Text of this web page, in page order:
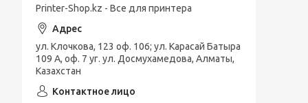
Printer-Shop.kz - Все для принтера
ул. Клочкова, 123 оф. 106; ул. Карасай Батыра
109 А, оф. 7 уг. ул. Досмухамедова, Алматы,
Казахстан